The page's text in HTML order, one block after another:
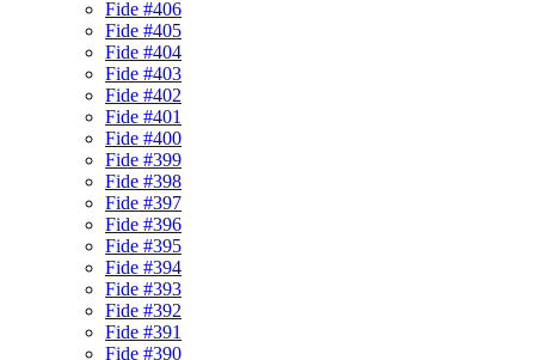
Fide #406
Fide #405
Fide #404
Fide #403
Fide #402
Fide #401
Fide #400
Fide #399
Fide #398
Fide #397
Fide #396
Fide #395
Fide #394
Fide #393
Fide #392
Fide #391
Fide #390